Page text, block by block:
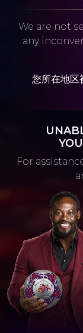
We are not
any
您所在地区
For